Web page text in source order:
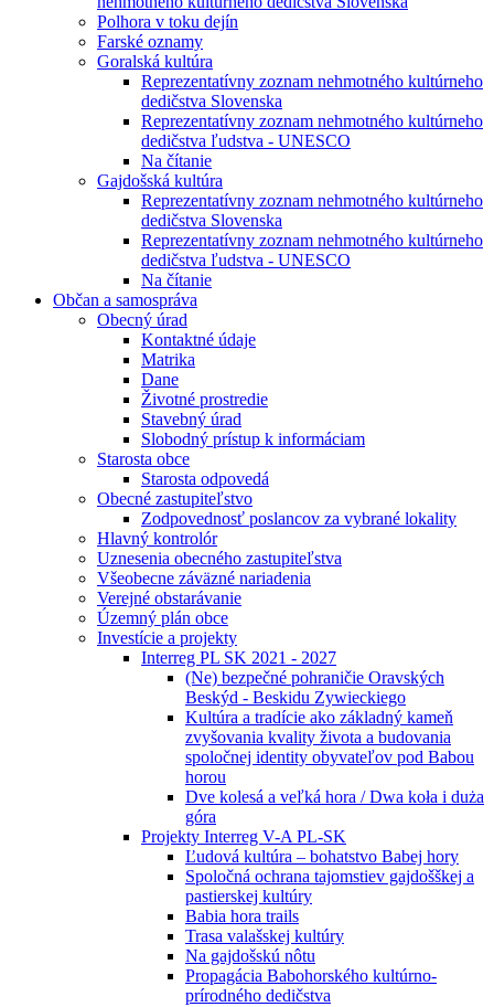
Polhora v toku dejín
Farské oznamy
Goralská kultúra
Reprezentatívny zoznam nehmotného kultúrneho
dedičstva Slovenska
Reprezentatívny zoznam nehmotného kultúrneho
dedičstva ľudstva - UNESCO
Na čítanie
Gajdošská kultúra
Reprezentatívny zoznam nehmotného kultúrneho
dedičstva Slovenska
Reprezentatívny zoznam nehmotného kultúrneho
dedičstva ľudstva - UNESCO
Na čítanie
Občan a samospráva
Obecný úrad
Kontaktné údaje
Matrika
Dane
Životné prostredie
Stavebný úrad
Slobodný prístup k informáciam
Starosta obce
Starosta odpovedá
Obecné zastupiteľstvo
Zodpovednosť poslancov za vybrané lokality
Hlavný kontrolór
Uznesenia obecného zastupiteľstva
Všeobecne záväzné nariadenia
Verejné obstarávanie
Územný plán obce
Investície a projekty
Interreg PL SK 2021 - 2027
(Ne) bezpečné pohraničie Oravských
Beskýd - Beskidu Zywieckiego
Kultúra a tradície ako základný kameň
zvyšovania kvality života a budovania
spoločnej identity obyvateľov pod Babou
horou
Dve kolesá a veľká hora / Dwa koła i duża
góra
Projekty Interreg V-A PL-SK
Ľudová kultúra – bohatstvo Babej hory
Spoločná ochrana tajomstiev gajdošškej a
pastierskej kultúry
Babia hora trails
Trasa valašskej kultúry
Na gajdošskú nôtu
Propagácia Babohorského kultúrno-
prírodného dedičstva